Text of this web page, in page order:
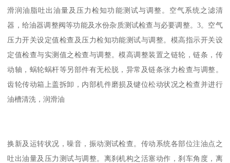
滑润油脂吐出油量及压力检知功能测试与调整。空气系统之滤清
器，给油器调整阀等功能及水份杂质测试检查与必要调整。3。空气
压力开关设定值检查及压力检知功能测试与调整。模高指示开关设
定值检查与实测值之检查与调整。模高调整装置之链轮，链条，传
动轴，蜗轮蜗杆等另部件有无松脱，异常及链条张力检查与调整。
齿轮传动箱上盖拆卸，内部机件磨损及键位松动状况之检查并进行
油槽清洗，润滑油
换新及运转状况，噪音，振动测试检查。传动系统各部位注油点之
吐出油量及压力测试与调整。离刹机构之活塞动作，刹车角度，离